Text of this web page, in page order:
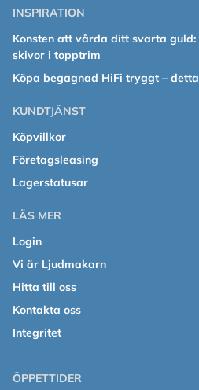
INSPIRATION
Konsten att vårda ditt svarta
skivor i topptrim
Köpa begagnad HiFi tryggt –
KUNDTJÄNST
Köpvillkor
Företagsleasing
Lagerstatusar
LÄS MER
Login
Vi är Ljudmakarn
Hitta till oss
Kontakta oss
Integritet
ÖPPETTIDER